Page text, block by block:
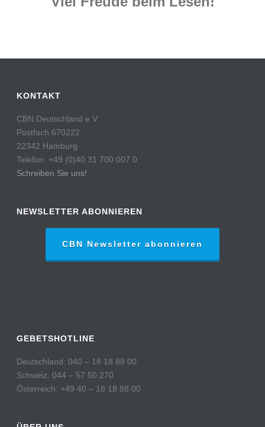
KONTAKT
CBN Deutschland e.V.
Postfach 670222
22342 Hamburg
Telefon: +49 (0)40 31 700 007 0
Schreiben Sie uns!
NEWSLETTER ABONNIEREN
CBN Newsletter abonnieren
GEBETSHOTLINE
Deutschland: 040 – 18 18 88 00
Schweiz: 044 – 57 50 270
Österreich: +49 40 – 18 18 88 00